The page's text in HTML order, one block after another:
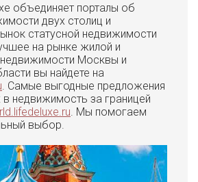
объединяет порталы об
двух столиц и
статусной недвижимости
на рынке жилой и
Москвы и
вы найдете на
. Самые выгодные предложения
в недвижимость за границей
. Мы помогаем
выбор.